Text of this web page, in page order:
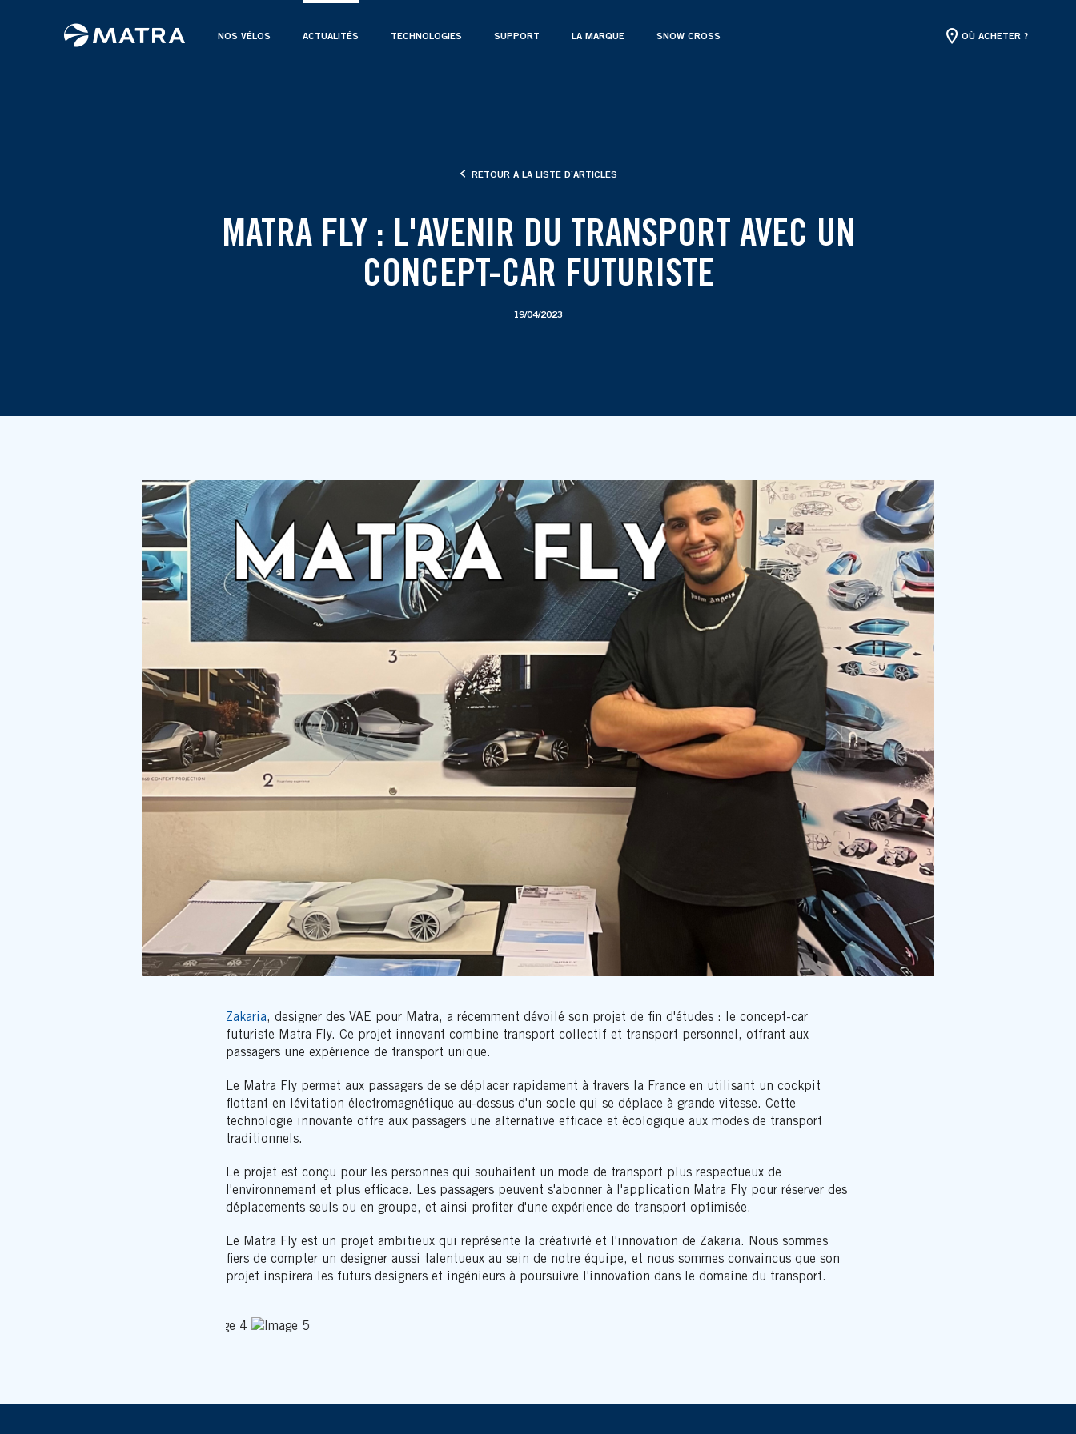
NOS VÉLOS TECHNOLOGIES SUPPORT LA MARQUE SNOW CROSS
ACTUALITÉS OÙ ACHETER ?
RETOUR À LA LISTE D’ARTICLES
MATRA FLY : L'AVENIR DU TRANSPORT AVEC UN
CONCEPT-CAR FUTURISTE
19/04/2023
Zakaria, designer des VAE pour Matra, a récemment dévoilé son projet de fin d'études : le concept-car
futuriste Matra Fly. Ce projet innovant combine transport collectif et transport personnel, offrant aux
passagers une expérience de transport unique.
Le Matra Fly permet aux passagers de se déplacer rapidement à travers la France en utilisant un cockpit
flottant en lévitation électromagnétique au-dessus d'un socle qui se déplace à grande vitesse. Cette
technologie innovante offre aux passagers une alternative efficace et écologique aux modes de transport
traditionnels.
Le projet est conçu pour les personnes qui souhaitent un mode de transport plus respectueux de
l'environnement et plus efficace. Les passagers peuvent s'abonner à l'application Matra Fly pour réserver des
déplacements seuls ou en groupe, et ainsi profiter d'une expérience de transport optimisée.
Le Matra Fly est un projet ambitieux qui représente la créativité et l'innovation de Zakaria. Nous sommes
fiers de compter un designer aussi talentueux au sein de notre équipe, et nous sommes convaincus que son
projet inspirera les futurs designers et ingénieurs à poursuivre l'innovation dans le domaine du transport.